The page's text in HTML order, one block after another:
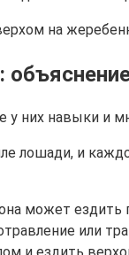
на
и
может
или